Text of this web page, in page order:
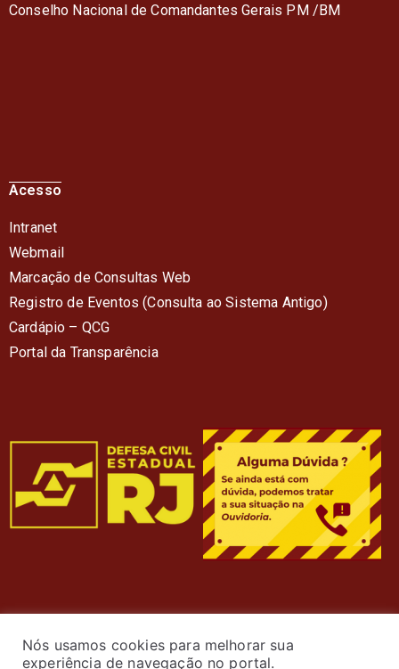
Conselho Nacional de Comandantes Gerais PM /BM
Acesso
Intranet
Webmail
Marcação de Consultas Web
Registro de Eventos (Consulta ao Sistema Antigo)
Cardápio – QCG
Portal da Transparência
Nós usamos cookies para melhorar sua
experiência de navegação no portal.